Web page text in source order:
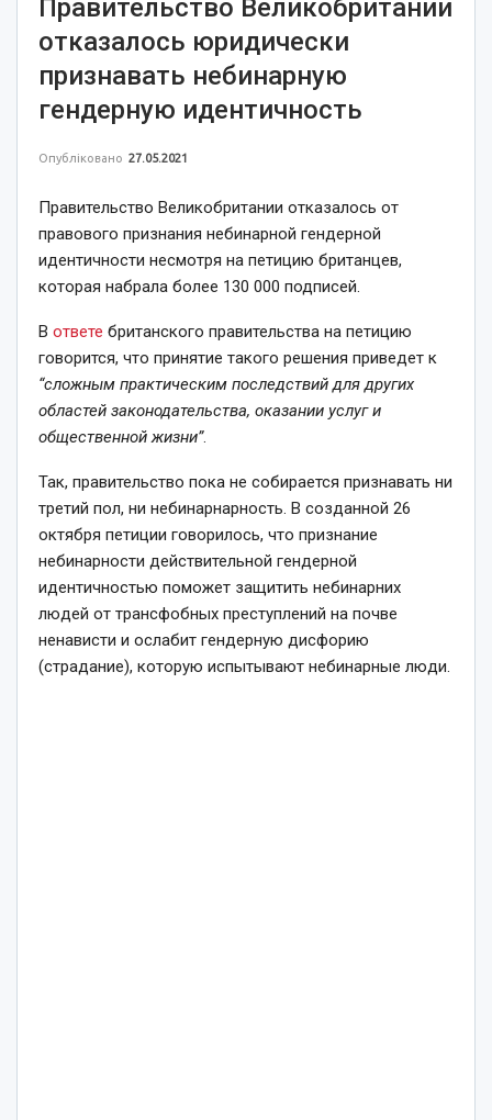
Правительство Великобритании
отказалось юридически
признавать небинарную
гендерную идентичность
Опубліковано 27.05.2021
Правительство Великобритании отказалось от
правового признания небинарной гендерной
идентичности несмотря на петицию британцев,
которая набрала более 130 000 подписей.
В ответе британского правительства на петицию
говорится, что принятие такого решения приведет к
“сложным практическим последствий для других
областей законодательства, оказании услуг и
общественной жизни”.
Так, правительство пока не собирается признавать ни
третий пол, ни небинарнарность. В созданной 26
октября петиции говорилось, что признание
небинарности действительной гендерной
идентичностью поможет защитить небинарних
людей от трансфобных преступлений на почве
ненависти и ослабит гендерную дисфорию
(страдание), которую испытывают небинарные люди.